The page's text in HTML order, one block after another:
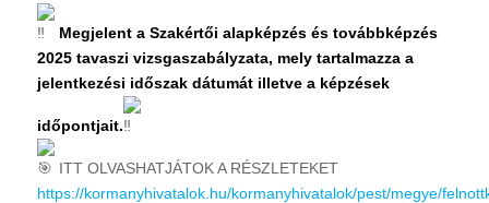
Megjelent a Szakértői alapképzés és továbbképzés
2025 tavaszi vizsgaszabályzata, mely tartalmazza a
jelentkezési időszak dátumát illetve a képzések
időpontjait.
ITT OLVASHATJÁTOK A RÉSZLETEKET
https://kormanyhivatalok.hu/kormanyhivatalok/pest/megye/